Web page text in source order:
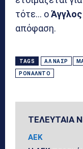
τότε… οΆγγλος
απόφαση.
TAGS ΑΛ ΝΑΣΡ
ΡΟΝΆΛΝΤΟ
ΤΕΛΕΥΤΑΙΑ
ΑΕΚ